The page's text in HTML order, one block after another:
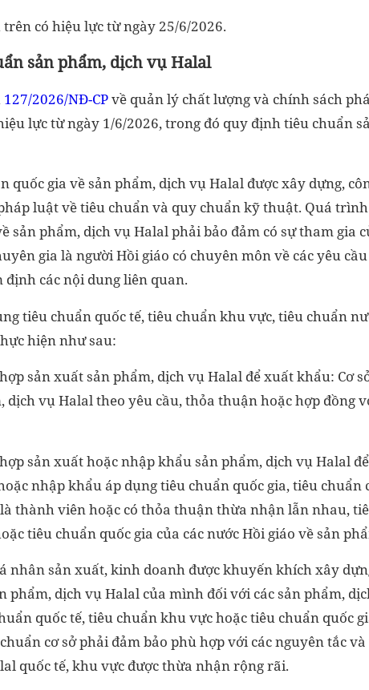
có hiệu lực từ ngày 25/6/2026.
sản phẩm, dịch vụ Halal
127/2026/NĐ-CPvề quản lý chất lượng và chính sách
lực từ ngày 1/6/2026, trong đó quy định tiêu chuẩn
quốc gia về sản phẩm, dịch vụ Halal được xây dựng,
luật về tiêu chuẩn và quy chuẩn kỹ thuật. Quá
sản phẩm, dịch vụ Halal phải bảo đảm có sự tham gia
gia là người Hồi giáo có chuyên môn về các yêu
định các nội dung liên quan.
tiêu chuẩn quốc tế, tiêu chuẩn khu vực, tiêu chuẩn
hiện như sau:
sản xuất sản phẩm, dịch vụ Halal để xuất khẩu: Cơ
dịch vụ Halal theo yêu cầu, thỏa thuận hoặc hợp đồng
sản xuất hoặc nhập khẩu sản phẩm, dịch vụ Halal
nhập khẩu áp dụng tiêu chuẩn quốc gia, tiêu chuẩn
thành viên hoặc có thỏa thuận thừa nhận lẫn nhau,
tiêu chuẩn quốc gia của các nước Hồi giáo về sản
nhân sản xuất, kinh doanh được khuyến khích xây
phẩm, dịch vụ Halal của mình đối với các sản phẩm,
quốc tế, tiêu chuẩn khu vực hoặc tiêu chuẩn quốc
cơ sở phải đảm bảo phù hợp với các nguyên tắc
quốc tế, khu vực được thừa nhận rộng rãi.